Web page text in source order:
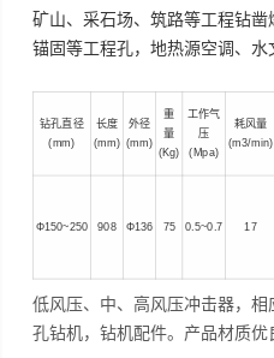
矿山、采石场、筑路等工程钻凿
锚固等工程孔，地热源空调、水
钻孔直径
(mm)
长度
(mm)
外径
(mm)
重
量
(Kg)
工作气
压
(Mpa)
耗风量
(m3/min)
Φ150~250 908 Φ136 75 0.5~0.7 17
低风压、中、高风压冲击器，
孔钻机，钻机配件。产品材质优